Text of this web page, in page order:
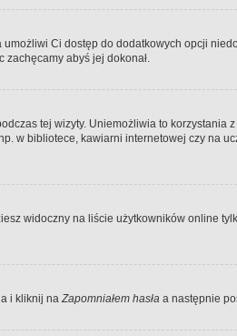
Ci dostęp do dodatkowych opcji
zachęcamy abyś jej dokonał.
tej wizyty. Uniemożliwia to korzystania
w bibliotece, kawiarni internetowej czy na
widoczny na liście użytkowników online
i kliknij naZapomniałem hasła a następnie